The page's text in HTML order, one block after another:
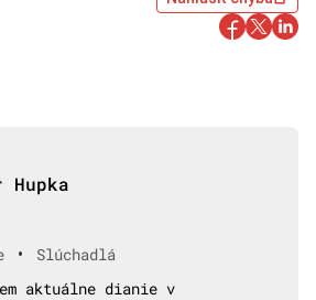
Hupka
•
Slúchadlá
aktuálne dianie v